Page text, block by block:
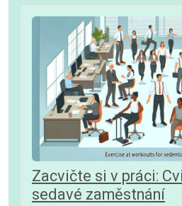
Zacvičte si v práci:
sedavé zaměstnání